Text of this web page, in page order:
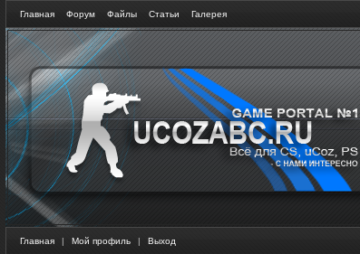
Главная Форум Файлы Статьи Галерея
Главная | Мой профиль | Выход